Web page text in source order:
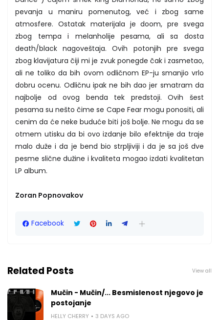
pevanja u maniru pomenutog, već i zbog same
atmosfere. Ostatak materijala je doom, pre svega
zbog tempa i melanholije pesama, ali sa dosta
death/black nagoveštaja. Ovih potonjih pre svega
zbog klavijatura čiji mi je zvuk ponegde čak i zasmetao,
ali ne toliko da bih ovom odličnom EP-ju smanjio vrlo
dobru ocenu. Odličnu ipak ne bih dao jer smatram da
najbolje od ovog benda tek predstoji. Ovih šest
pesama su nešto čime se Cape Fear mogu ponositi, ali
cenim da će neke buduće biti još bolje. Ne mogu da se
otmem utisku da bi ovo izdanje bilo efektnije da traje
malo duže i da je bend bio strpljiviji i da je sa još dve
pesme slične dužine i kvaliteta mogao izdati kvalitetan
LP album.
Zoran Popnovakov
Facebook
Related Posts View all
Mučin - Mučin/... Besmislenost njegovo je
postojanje
HELLY CHERRY 3 DAYS AGO